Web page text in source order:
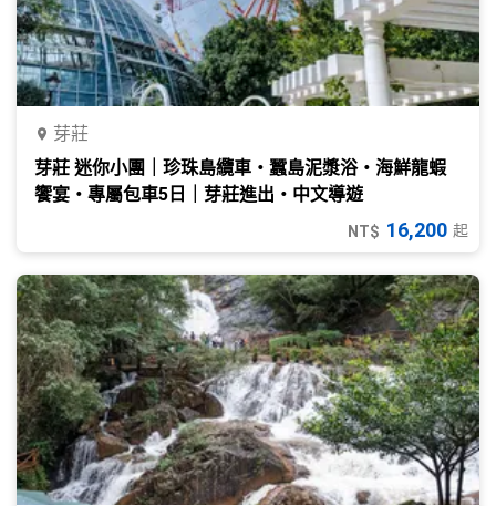
芽莊
芽莊 迷你小團｜珍珠島纜車・蠶島泥漿浴・海鮮龍蝦
饗宴・專屬包車5日｜芽莊進出・中文導遊
NT$ 16,200 起